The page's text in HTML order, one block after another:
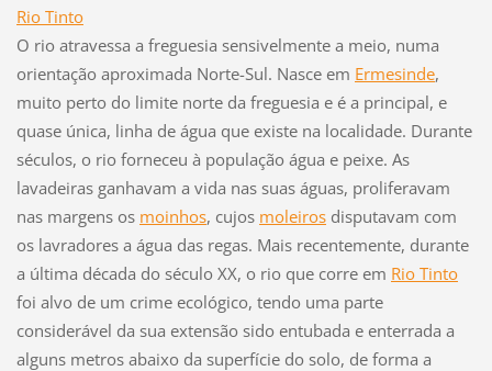
Rio Tinto
O rio atravessa a freguesia sensivelmente a meio, numa
orientação aproximada Norte-Sul. Nasce em Ermesinde,
muito perto do limite norte da freguesia e é a principal, e
quase única, linha de água que existe na localidade. Durante
séculos, o rioforneceu à população água e peixe. As
lavadeiras ganhavam a vida nas suas águas, proliferavam
nas margens os moinhos, cujos moleirosdisputavam com
os lavradores a água das regas. Mais recentemente, durante
a última década do século XX, o rio que corre em Rio Tinto
foi alvo de um crime ecológico, tendo uma parte
considerável da sua extensão sido entubada e enterrada a
alguns metros abaixo da superfície do solo, deforma a